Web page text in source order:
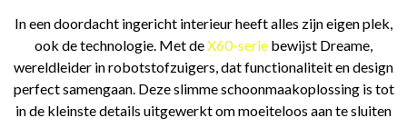
In een doordacht ingericht interieur heeft alles zijn eigen plek,
ook de technologie. Met deX60-serie bewijst Dreame,
wereldleider in robotstofzuigers, dat functionaliteit en design
perfect samengaan. Deze slimme schoonmaakoplossing is tot
in de kleinste details uitgewerkt om moeiteloos aan te sluiten